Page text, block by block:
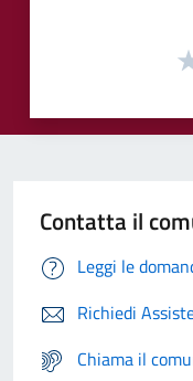
Contatta il
Leggi le
Richiedi
Chiama il